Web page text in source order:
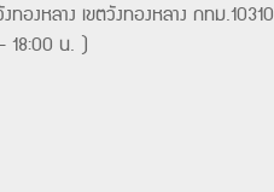
องหลาง เขตวังทองหลาง กทม.10310
18:00 น. )